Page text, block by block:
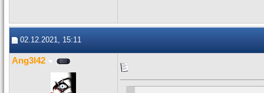
02.12.2021, 15:11
Ang3l42